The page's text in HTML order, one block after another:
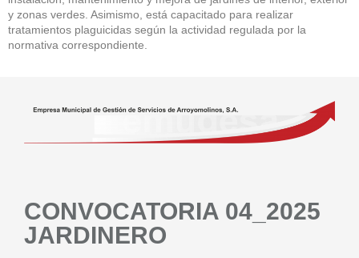
y zonas verdes. Asimismo, está capacitado para realizar
tratamientos plaguicidas según la actividad regulada por la
normativa correspondiente.
CONVOCATORIA 04_2025
JARDINERO